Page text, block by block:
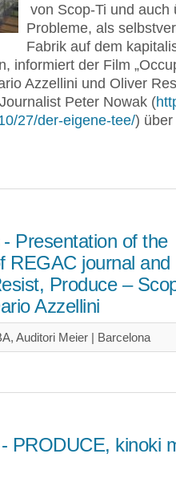
von Scop-Ti und auch
Probleme, als
Fabrik auf dem
informiert der Film
Azzellini und Oliver
Peter Nowak (
27/der-eigene-tee/)
Presentation of the
REGAC journal and
Produce –
Azzellini
Auditori Meier | Barcelona
PRODUCE, kinoki